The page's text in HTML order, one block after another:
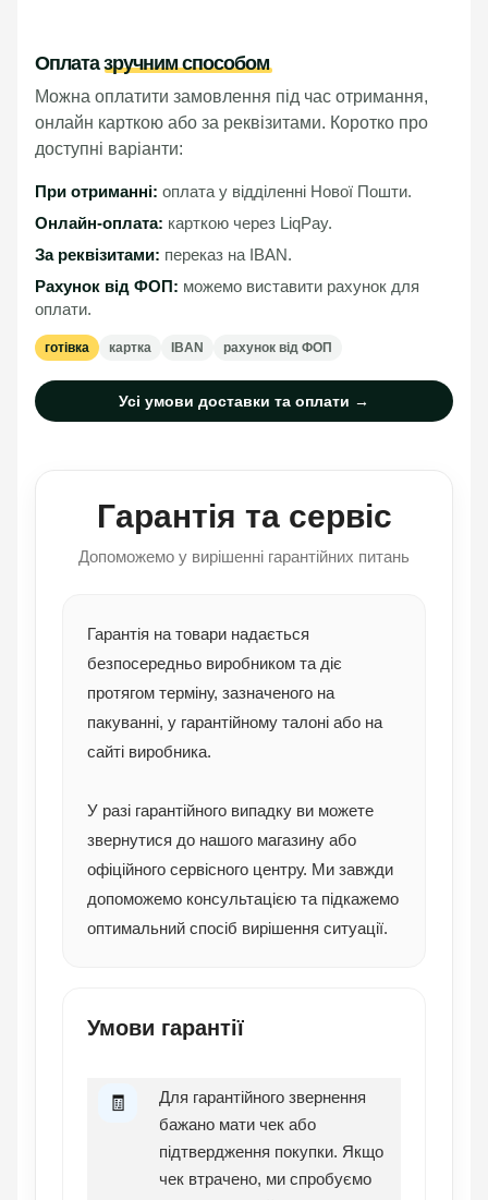
Оплатазручним способом
Можна оплатити замовлення під час отримання,
онлайн карткою або за реквізитами. Коротко про
доступні варіанти:
При отриманні: оплата у відділенні Нової Пошти.
Онлайн-оплата: карткою через LiqPay.
За реквізитами: переказ на IBAN.
Рахунок від ФОП: можемо виставити рахунок для
оплати.
готівка картка IBAN рахунок від ФОП
Усі умови доставки та оплати →
Гарантія та сервіс
Допоможемо у вирішенні гарантійних питань
Гарантія на товари надається
безпосередньо виробником та діє
протягом терміну, зазначеного на
пакуванні, у гарантійному талоні або на
сайті виробника.
У разі гарантійного випадку ви можете
звернутися до нашого магазину або
офіційного сервісного центру. Ми завжди
допоможемо консультацією та підкажемо
оптимальний спосіб вирішення ситуації.
Умови гарантії
🧾
Для гарантійного звернення
бажано мати чек або
підтвердження покупки. Якщо
чек втрачено, ми спробуємо